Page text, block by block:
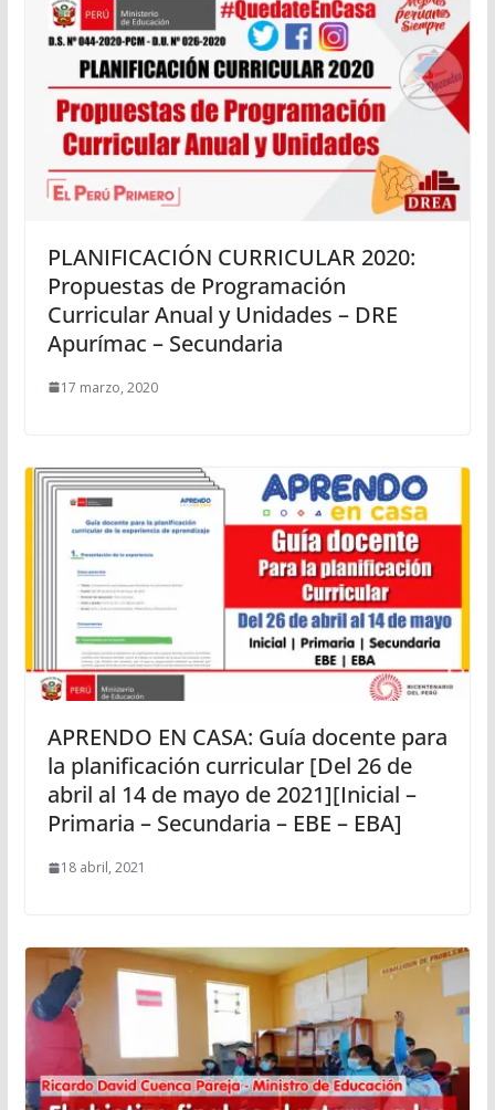
PLANIFICACIÓN CURRICULAR 2020:
Propuestas de Programación
Curricular Anual y Unidades – DRE
Apurímac – Secundaria
17 marzo, 2020
APRENDO EN CASA: Guía docente para
la planificación curricular [Del 26 de
abril al 14 de mayo de 2021][Inicial –
Primaria – Secundaria – EBE – EBA]
18 abril, 2021